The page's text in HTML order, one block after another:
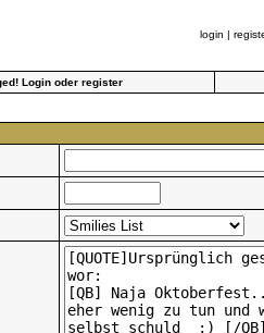
login |
Loginoder register